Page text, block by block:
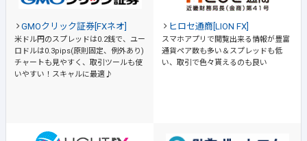
GMOクリック証券[FXネオ]
米ドル円のスプレッドは0.2銭で、ユー
ロドルは0.3pips(原則固定、例外あり)
チャートも見やすく、取引ツールも使
いやすい！スキャルに最適♪
ヒロセ通商[LION FX]
スマホアプリで閲覧出来る情報が豊富
通貨ペア数も多い＆スプレッドも低
い、取引で色々貰えるのも良い